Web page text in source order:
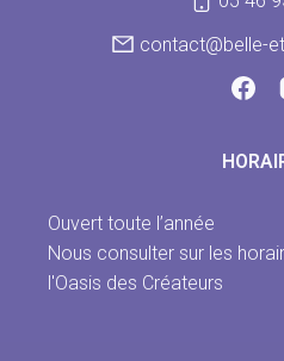
contact@belle-
Ouvert toute l’année
Nous consulter sur les
l'Oasis des Créateurs